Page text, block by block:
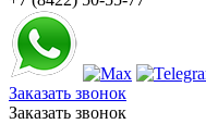
Заказать звонок
Заказать звонок